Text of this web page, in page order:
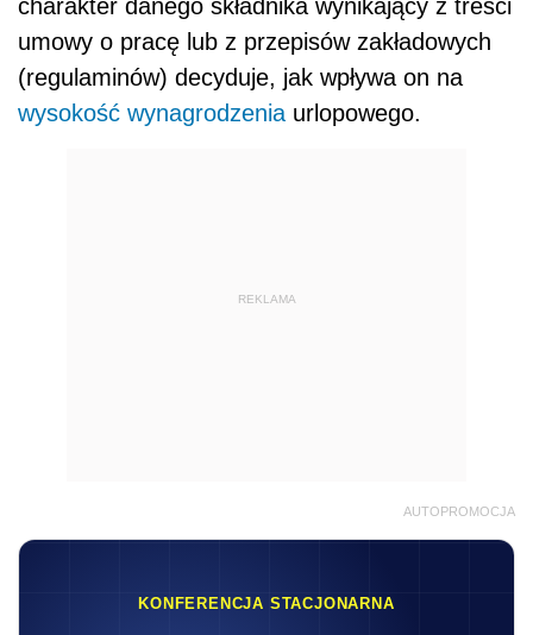
charakter danego składnika wynikający z treści
umowy o pracę lub z przepisów zakładowych
(regulaminów) decyduje, jak wpływa on na
wysokość wynagrodzenia urlopowego.
REKLAMA
AUTOPROMOCJA
KONFERENCJA STACJONARNA